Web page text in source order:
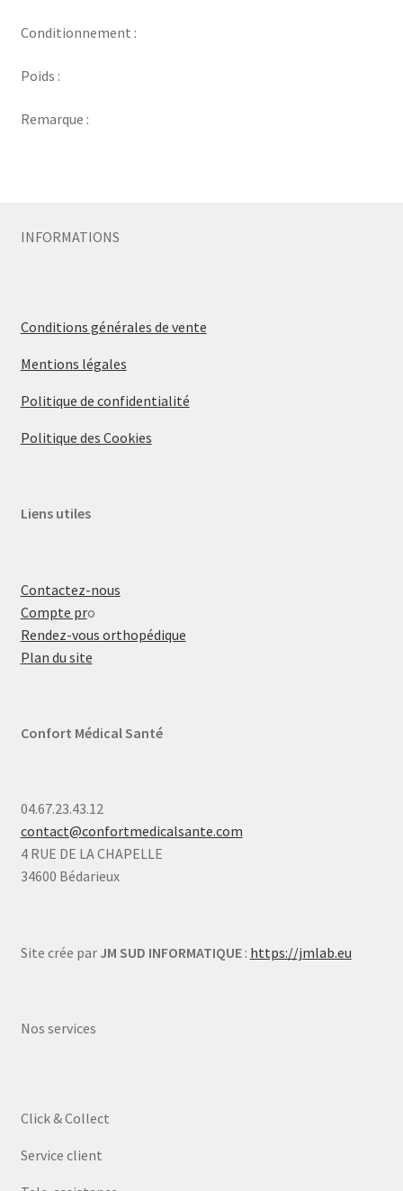
Conditionnement :
Poids :
Remarque :
INFORMATIONS
Conditions générales de vente
Mentions légales
Politique de confidentialité
Politique des Cookies
Liens utiles
Contactez-nous
Compte pro
Rendez-vous orthopédique
Plan du site
Confort Médical Santé
04.67.23.43.12
contact@confortmedicalsante.com
4 RUE DE LA CHAPELLE
34600 Bédarieux
Site crée par JM SUD INFORMATIQUE: https://jmlab.eu
Nos services
Click & Collect
Service client